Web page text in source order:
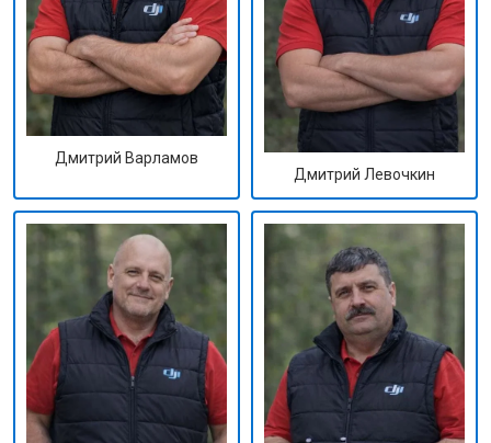
Дмитрий Варламов
Дмитрий Левочкин